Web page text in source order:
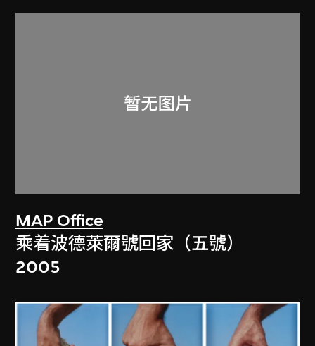
MAP Office
乘着波德萊爾號回家（五號）
2005